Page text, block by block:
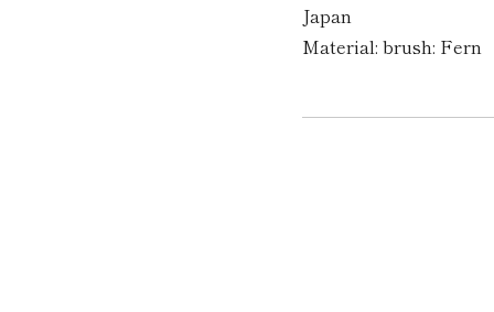
Japan
Material: brush: Fern